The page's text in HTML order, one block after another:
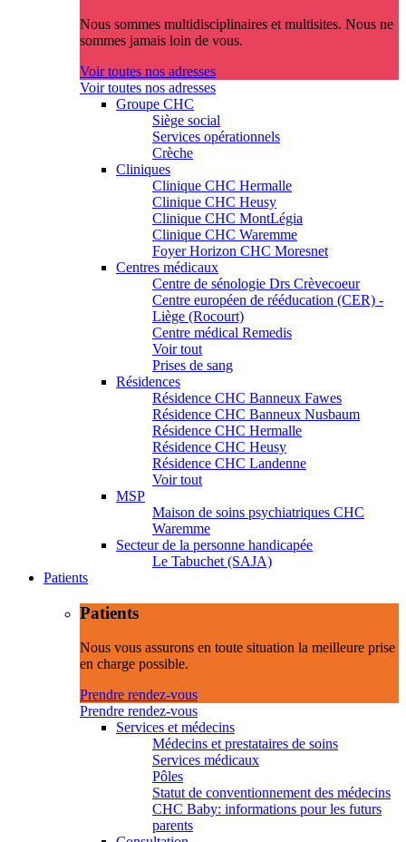
Nous sommes multidisciplinaires et multisites. Nous ne
sommes jamais loin de vous.
Voir toutes nos adresses
Voir toutes nos adresses
Groupe CHC
Siège social
Services opérationnels
Crèche
Cliniques
Clinique CHC Hermalle
Clinique CHC Heusy
Clinique CHC MontLégia
Clinique CHC Waremme
Foyer Horizon CHC Moresnet
Centres médicaux
Centre de sénologie Drs Crèvecoeur
Centre européen de rééducation (CER) -
Liège (Rocourt)
Centre médical Remedis
Voir tout
Prises de sang
Résidences
Résidence CHC Banneux Fawes
Résidence CHC Banneux Nusbaum
Résidence CHC Hermalle
Résidence CHC Heusy
Résidence CHC Landenne
Voir tout
MSP
Maison de soins psychiatriques CHC
Waremme
Secteur de la personne handicapée
Le Tabuchet (SAJA)
Patients
Patients
Nous vous assurons en toute situation la meilleure prise
en charge possible.
Prendre rendez-vous
Prendre rendez-vous
Services et médecins
Médecins et prestataires de soins
Services médicaux
Pôles
Statut de conventionnement des médecins
CHC Baby: informations pour les futurs
parents